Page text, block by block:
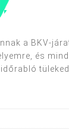
a BKV-
és